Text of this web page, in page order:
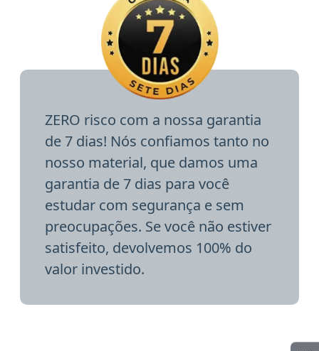
ZERO risco com a nossa garantia
de 7 dias! Nós confiamos tanto no
nosso material, que damos uma
garantia de 7 dias para você
estudar com segurança e sem
preocupações. Se você não estiver
satisfeito, devolvemos 100% do
valor investido.